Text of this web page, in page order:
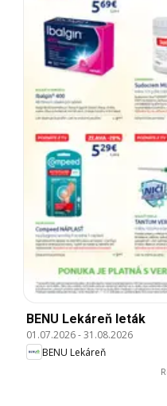
BENU Lekáreň leták
01.07.2026-31.08.2026
BENU Lekáreň